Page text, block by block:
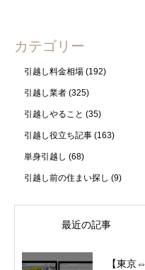
カテゴリー
引越し料金相場 (192)
引越し業者 (325)
引越しやること (35)
引越し役立ち記事 (163)
単身引越し (68)
引越し前の住まい探し (9)
最近の記事
【東京